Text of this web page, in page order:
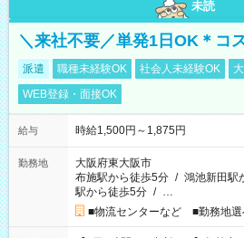
未読
＼来社不要／単発1日OK＊コ
派遣 職種未経験OK 社会人未経験OK
WEB登録・面接OK
給与 時給1,500円～1,875円
勤務地
大阪府東大阪市
布施駅から徒歩5分 / 鴻池新田駅
駅から徒歩5分 / …
■物流センターなど ■勤務地選